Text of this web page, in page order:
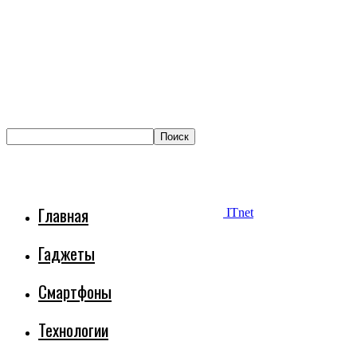
ITnet
Главная
Гаджеты
Смартфоны
Технологии